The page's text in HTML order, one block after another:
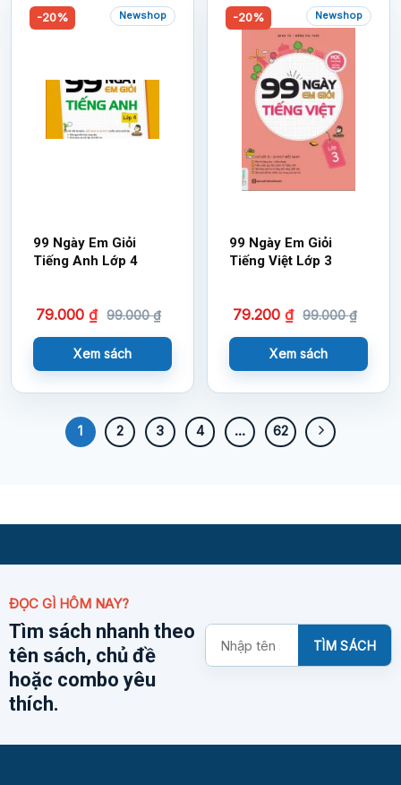
-20% Newshop
99 Ngày Em Giỏi
Tiếng Anh Lớp 4
79.000₫ 99.000₫
Xem sách
-20% Newshop
99 Ngày Em Giỏi
Tiếng Việt Lớp 3
79.200 ₫ 99.000₫
Xem sách
1 2 3 4 … 62
ĐỌC GÌ HÔM NAY?
Tìm sách nhanh theo
tên sách, chủ đề
hoặc combo yêu
thích.
Tìm
kiếm
sách
TÌM SÁCH